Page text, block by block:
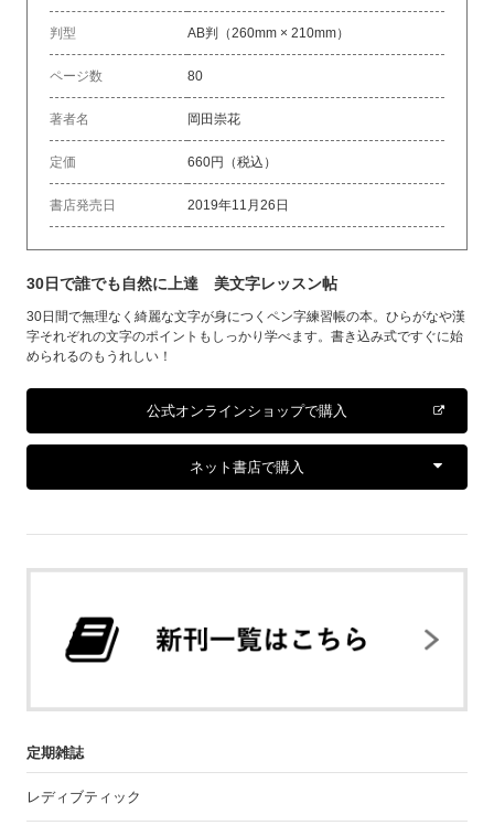
判型 AB判（260mm × 210mm）
ページ数 80
著者名 岡田崇花
定価 660円（税込）
書店発売日 2019年11月26日
30日で誰でも自然に上達 美文字レッスン帖
30日間で無理なく綺麗な文字が身につくペン字練習帳の本。ひらがなや漢
字それぞれの文字のポイントもしっかり学べます。書き込み式ですぐに始
められるのもうれしい！
公式オンラインショップで購入
ネット書店で購入
定期雑誌
レディブティック